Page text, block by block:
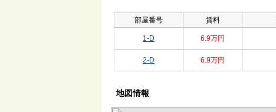
部屋番号 賃料
1-D 6.9万円
2-D 6.9万円
地図情報